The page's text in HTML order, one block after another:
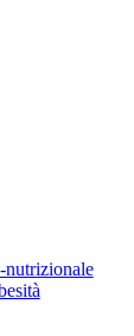
nutrizionale